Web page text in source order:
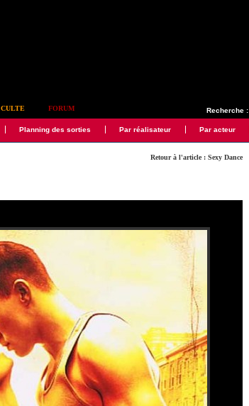
Recherche :
CULTE FORUM
Planning des sorties Par réalisateur Par acteur
Retour à l'article : Sexy Dance